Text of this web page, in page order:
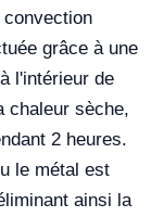
grâce à une
l'intérieur de
chaleur sèche,
2 heures.
le métal est
ainsi la